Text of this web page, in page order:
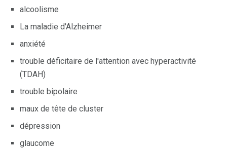
alcoolisme
La maladie d'Alzheimer
anxiété
trouble déficitaire de l'attention avec hyperactivité
(TDAH)
trouble bipolaire
maux de tête de cluster
dépression
glaucome